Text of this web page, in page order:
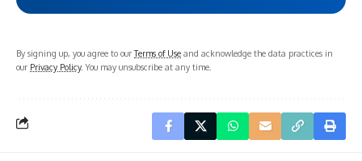
By signing up, you agree to ourTerms of Use and acknowledge the data practices in
our Privacy Policy. You may unsubscribe at any time.